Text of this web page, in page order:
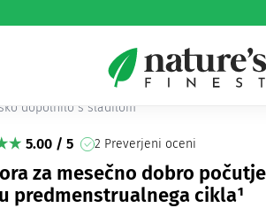
PMS paket
dopolnilo s sladilom
5.00 / 5 2 Preverjeni oceni
za mesečno dobro
predmenstrualnega cikla¹